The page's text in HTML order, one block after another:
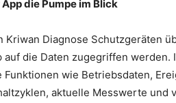
die Pumpe im Blick
Kriwan Diagnose Schutzgeräten
auf die Daten zugegriffen
Funktionen wie Betriebsdaten,
aktuelle Messwerte